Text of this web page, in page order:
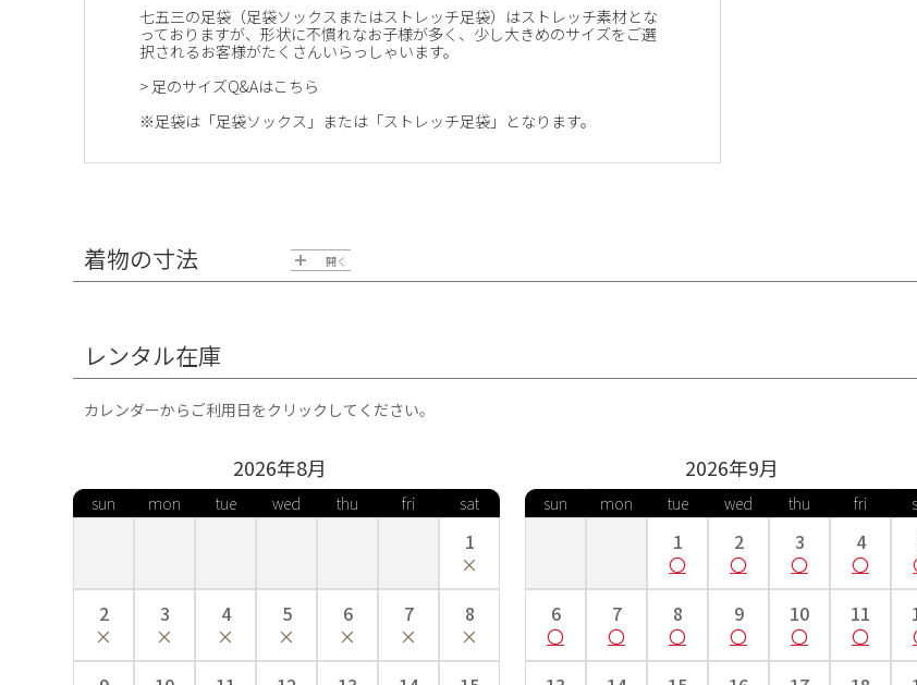
七五三の足袋（足袋ソックスまたはストレッチ足袋）はストレッチ素材とな
っておりますが、形状に不慣れなお子様が多く、少し大きめのサイズをご選
択されるお客様がたくさんいらっしゃいます。
> 足のサイズQ&Aはこちら
※足袋は「足袋ソックス」または「ストレッチ足袋」となります。
着物の寸法 開く
レンタル在庫
カレンダーからご利用日をクリックしてください。
2026年8月
sun mon tue wed thu fri sat
1
2 3 4 5 6 7 8
2026年9月
sun mon tue wed thu fri
1 2 3 4
6 7 8 9 10 11